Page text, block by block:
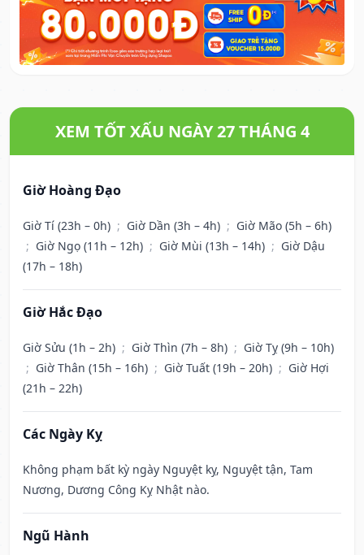
XEM TỐT XẤU NGÀY 27 THÁNG 4
Giờ Hoàng Đạo
Giờ Tí (23h – 0h) ; Giờ Dần (3h – 4h) ; Giờ Mão (5h – 6h)
; Giờ Ngọ (11h – 12h) ; Giờ Mùi (13h – 14h) ; Giờ Dậu
(17h – 18h)
Giờ Hắc Đạo
Giờ Sửu (1h – 2h) ; Giờ Thìn (7h – 8h) ; Giờ Tỵ (9h – 10h)
; Giờ Thân (15h – 16h) ; Giờ Tuất (19h – 20h) ; Giờ Hợi
(21h – 22h)
Các Ngày Kỵ
Không phạm bất kỳ ngày Nguyệt kỵ, Nguyệt tận, Tam
Nương, Dương Công Kỵ Nhật nào.
Ngũ Hành